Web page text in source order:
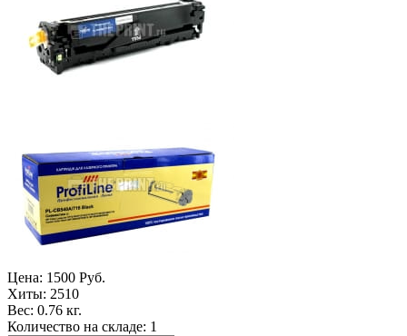
Цена: 1500 Руб.
Хиты: 2510
Вес: 0.76 кг.
Количество на складе: 1